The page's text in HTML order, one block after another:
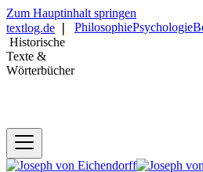
Zum Hauptinhalt springen
textlog.de
Historische
Texte &
Wörterbücher
PhilosophiePsychologie